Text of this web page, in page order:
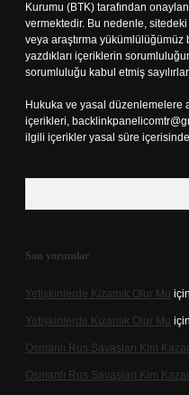
Kurumu (BTK) tarafından
vermektedir. Bu nedenle,
veya araştırma yükümlülüğümüz
yazdıkları içeriklerin
sorumluluğu kabul etmiş
Hukuka ve yasal düzenlemelere
içerikleri,
ilgili içerikler yasal süre içerisinde
Son yorumlar
Yetişkinlerde Kızamık Olur Mu için
Yetişkinlerde Kızamık Olur Mu için
Osmanlı Rus Savaşları Kim
Osmanlı Rus Savaşları Kim